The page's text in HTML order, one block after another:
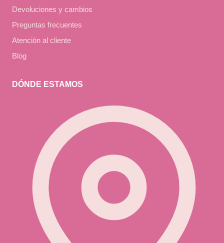
Devoluciones y cambios
Preguntas frecuentes
Atención al cliente
Blog
DÓNDE ESTAMOS